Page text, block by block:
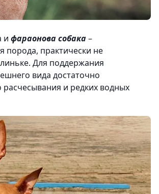
и фараонова собака–
порода, практически не
Для поддержания
вида достаточно
и редких водных